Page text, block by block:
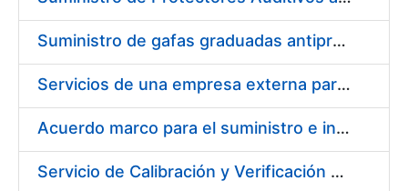
Suministro de gafas graduadas antiproyecciones para los trabajadores de la FNMT-RCM en los centros de trabajo de Madrid y Burgos
Servicios de una empresa externa para el asesoramiento y resolución de los recursos de alzada que se presentan relacionados con procesos de selección para la FNMT-RCM
Acuerdo marco para el suministro e instalación de persianas, estores y otros complementos
Servicio de Calibración y Verificación Externa de los Equipos de Medición del Servicio de Prevención de la FNMT-RCM